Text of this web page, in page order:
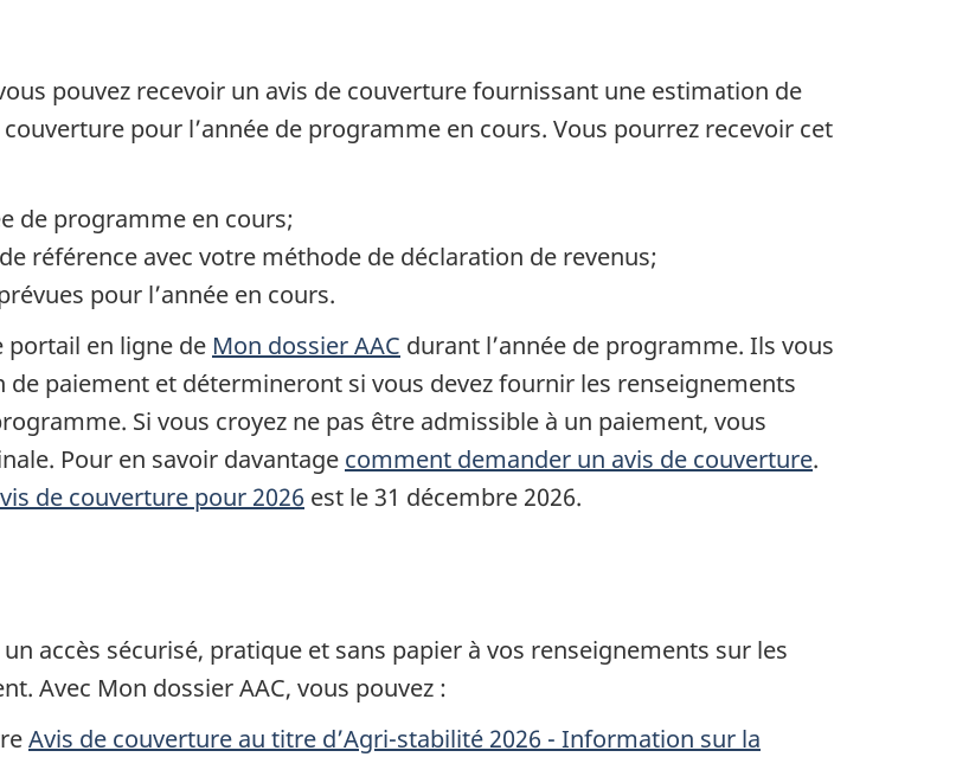
pouvez recevoir un avis de couverture fournissant une estimation de
pour l’année de programme en cours. Vous pourrez recevoir cet
de programme en cours;
référence avec votre méthode de déclaration de revenus;
pour l’année en cours.
portail en ligne de Mon dossier AAC durant l’année de programme. Ils vous
paiement et détermineront si vous devez fournir les renseignements
Si vous croyez ne pas être admissible à un paiement, vous
Pour en savoir davantage comment demander un avis de couverture.
de couverture pour 2026 est le 31 décembre 2026.
accès sécurisé, pratique et sans papier à vos renseignements sur les
Avec Mon dossier AAC, vous pouvez :
Avis de couverture au titre d’Agri-stabilité 2026 - Information sur la